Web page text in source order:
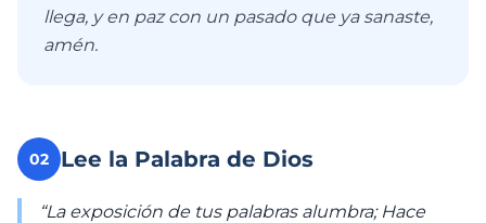
llega, y en paz con un pasado que ya sanaste,
amén.
02 Lee la Palabra de Dios
“La exposición de tus palabras alumbra; Hace